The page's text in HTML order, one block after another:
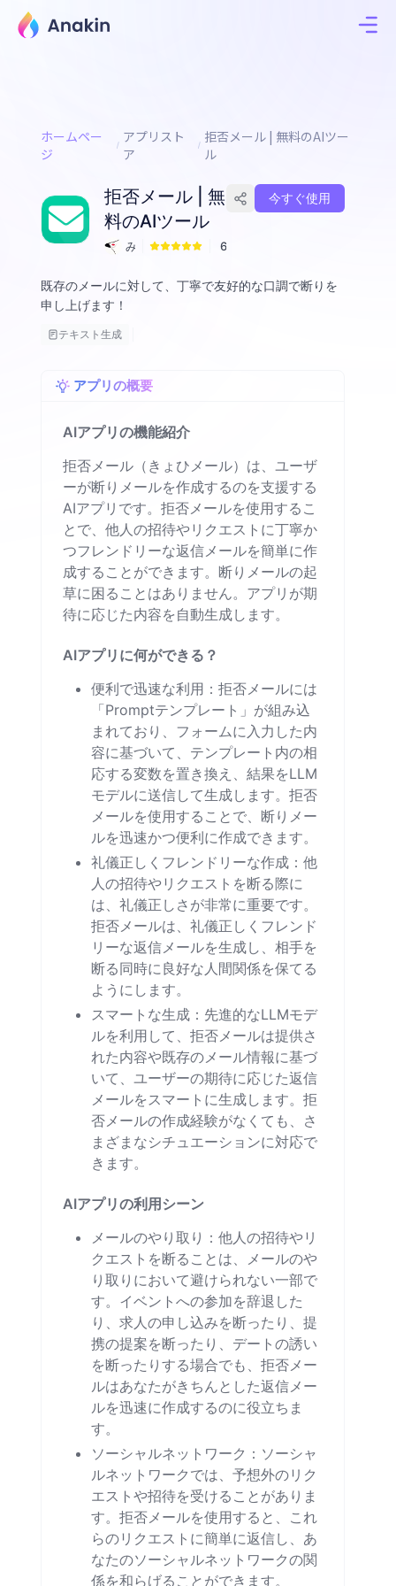
ホームペー
ジ
アプリスト
ア
拒否メール | 無料のAIツー
ル
拒否メール | 無
料のAIツール
み
6
今すぐ使用
既存のメールに対して、丁寧で友好的な口調で断りを
申し上げます！
テキスト生成
アプリの概要
AIアプリの機能紹介
拒否メール（きょひメール）は、ユーザ
ーが断りメールを作成するのを支援する
AIアプリです。拒否メールを使用するこ
とで、他人の招待やリクエストに丁寧か
つフレンドリーな返信メールを簡単に作
成することができます。断りメールの起
草に困ることはありません。アプリが期
待に応じた内容を自動生成します。
AIアプリに何ができる？
便利で迅速な利用：拒否メールには
「Promptテンプレート」が組み込
まれており、フォームに入力した内
容に基づいて、テンプレート内の相
応する変数を置き換え、結果をLLM
モデルに送信して生成します。拒否
メールを使用することで、断りメー
ルを迅速かつ便利に作成できます。
礼儀正しくフレンドリーな作成：他
人の招待やリクエストを断る際に
は、礼儀正しさが非常に重要です。
拒否メールは、礼儀正しくフレンド
リーな返信メールを生成し、相手を
断る同時に良好な人間関係を保てる
ようにします。
スマートな生成：先進的なLLMモデ
ルを利用して、拒否メールは提供さ
れた内容や既存のメール情報に基づ
いて、ユーザーの期待に応じた返信
メールをスマートに生成します。拒
否メールの作成経験がなくても、さ
まざまなシチュエーションに対応で
きます。
AIアプリの利用シーン
メールのやり取り：他人の招待やリ
クエストを断ることは、メールのや
り取りにおいて避けられない一部で
す。イベントへの参加を辞退した
り、求人の申し込みを断ったり、提
携の提案を断ったり、デートの誘い
を断ったりする場合でも、拒否メー
ルはあなたがきちんとした返信メー
ルを迅速に作成するのに役立ちま
す。
ソーシャルネットワーク：ソーシャ
ルネットワークでは、予想外のリク
エストや招待を受けることがありま
す。拒否メールを使用すると、これ
らのリクエストに簡単に返信し、あ
なたのソーシャルネットワークの関
係を和らげることができます。